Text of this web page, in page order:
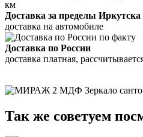
км
Доставка за пределы
доставка на автомобиле
по факту
Доставка по России
доставка платная,
Так же советуем